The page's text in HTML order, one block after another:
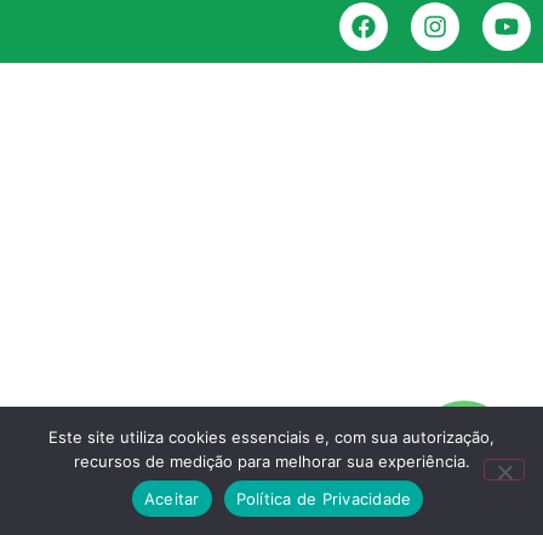
Este site utiliza cookies essenciais e, com sua autorização,
recursos de medição para melhorar sua experiência.
Aceitar
Política de Privacidade